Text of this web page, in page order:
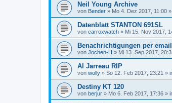
Neil Young Archive
von Bender » Mo 4. Dez 2017, 11:00
Datenblatt STANTON 691SL
von carroxwatch » Mi 15. Nov 2017,
Benachrichtigungen per email
von Jochen-H » Mi 13. Sep 2017,
Al Jarreau RIP
von wolly » So 12. Feb 2017, 23:21 »
Destiny KT 120
von berjur » Mo 6. Feb 2017, 17:36 »